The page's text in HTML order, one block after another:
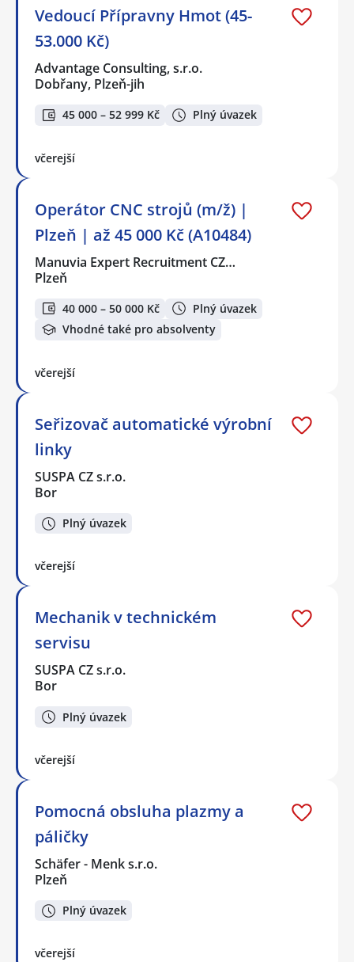
Vedoucí Přípravny Hmot (45-
53.000 Kč)
Advantage Consulting, s.r.o.
Dobřany, Plzeň-jih
45 000 – 52 999 Kč Plný úvazek
včerejší
Operátor CNC strojů (m/ž) |
Plzeň | až 45 000 Kč (A10484)
Manuvia Expert Recruitment CZ…
Plzeň
40 000 – 50 000 Kč
Plný úvazek
Vhodné také pro absolventy
včerejší
Seřizovač automatické výrobní
linky
SUSPA CZ s.r.o.
Bor
Plný úvazek
včerejší
Mechanik v technickém
servisu
SUSPA CZ s.r.o.
Bor
Plný úvazek
včerejší
Pomocná obsluha plazmy a
páličky
Schäfer - Menk s.r.o.
Plzeň
Plný úvazek
včerejší